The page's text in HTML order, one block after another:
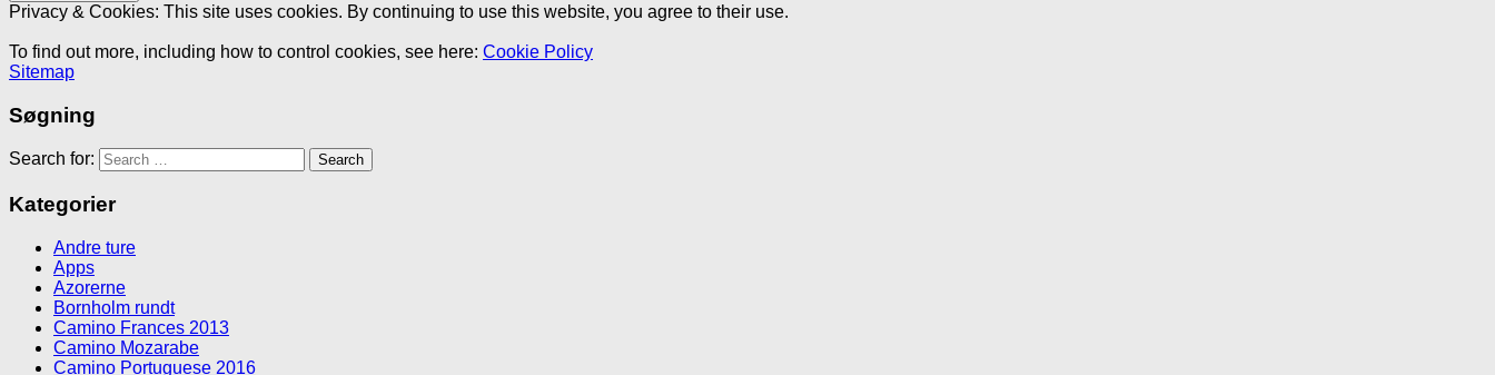
Privacy & Cookies: This site uses cookies. By continuing to use this website, you agree to their use.
To find out more, including how to control cookies, see here: Cookie Policy
Sitemap
Søgning
Search for:
Kategorier
Andre ture
Apps
Azorerne
Bornholm rundt
Camino Frances 2013
Camino Mozarabe
Camino Portuguese 2016